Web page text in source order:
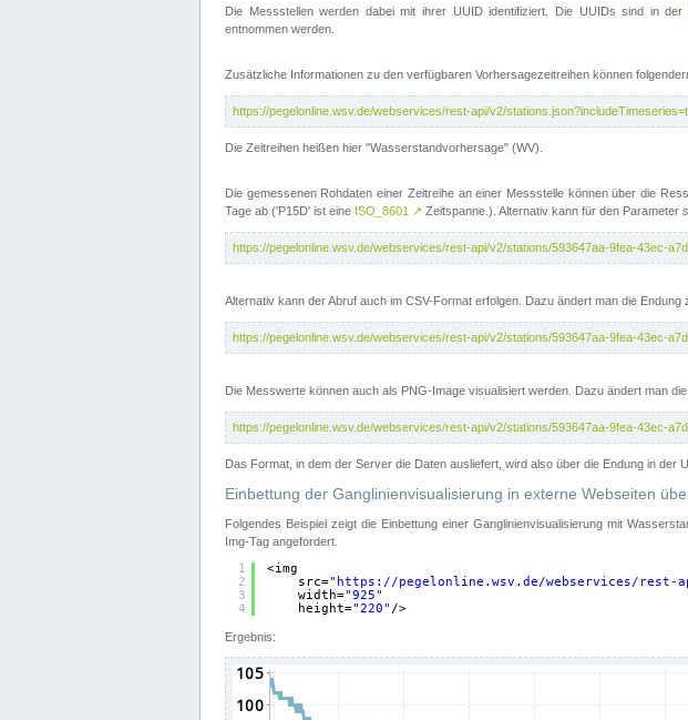
Die Messstellen werden dabei mit ihrer UUID identifiziert. Die UUIDs sind in der
entnommen werden.
Zusätzliche Informationen zu den verfügbaren Vorhersagezeitreihen können
https://pegelonline.wsv.de/webservices/rest-api/v2/
Die Zeitreihen heißen hier "Wasserstandvorhersage" (WV).
Die gemessenen Rohdaten einer Zeitreihe an einer Messstelle können über die
Tage ab ('P15D' ist eine ISO_8601 ↗ Zeitspanne.). Alternativ kann für den Parameter
https://pegelonline.wsv.de/webservices/rest-api/v2/stations/593647aa-9fea-43ec-
Alternativ kann der Abruf auch im CSV-Format erfolgen. Dazu ändert man die Endung
https://pegelonline.wsv.de/webservices/rest-api/v2/stations/593647aa-9fea-43ec-
Die Messwerte können auch als PNG-Image visualisiert werden. Dazu ändert man
https://pegelonline.wsv.de/webservices/rest-api/v2/stations/593647aa-9fea-43ec-
Das Format, in dem der Server die Daten ausliefert, wird also über die Endung in der
Einbettung der Ganglinienvisualisierung in externe Webseiten
Folgendes Beispiel zeigt die Einbettung einer Ganglinienvisualisierung mit
Img-Tag angefordert.
1
2
3
4
<img
src=" https://pegelonline.wsv.de/webservices/rest-api/
width="925"
height="220" />
Ergebnis: